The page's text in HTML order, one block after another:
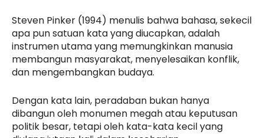
Steven Pinker (1994) menulis bahwa bahasa, sekecil
apa pun satuan kata yang diucapkan, adalah
instrumen utama yang memungkinkan manusia
membangun masyarakat, menyelesaikan konflik,
dan mengembangkan budaya.
Dengan kata lain, peradaban bukan hanya
dibangun oleh monumen megah atau keputusan
politik besar, tetapi oleh kata-kata kecil yang